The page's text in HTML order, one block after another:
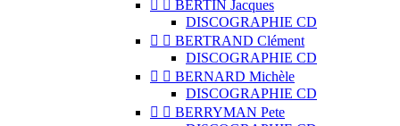
  BERTIN Jacques
DISCOGRAPHIE CD
  BERTRAND Clément
DISCOGRAPHIE CD
  BERNARD Michèle
DISCOGRAPHIE CD
  BERRYMAN Pete